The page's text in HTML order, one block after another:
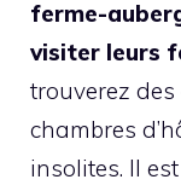
ferme-
visiter leurs
trouverez
chambres
insolites. Il